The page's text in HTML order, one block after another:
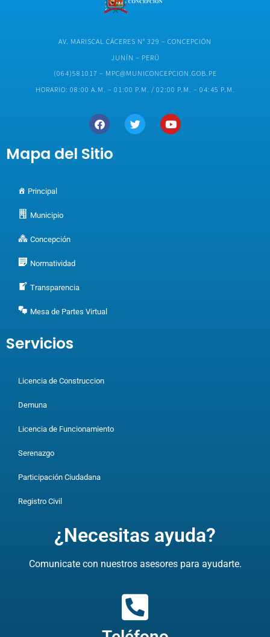
AV. MARISCAL CÁCERES N° 329 – CONCEPCIÓN
JUNÍN – PERÚ
(064)581017 – MPC@MUNICONCEPCION.GOB.PE
HORARIO: 08:00 A.M. – 01:00 P.M. / 02:00 P.M. – 04:45 P.M.
Mapa del Sitio
Principal
Municipio
Concepción
Normatividad
Transparencia
Mesa de Partes Virtual
Servicios
Licencia de Construccion
Demuna
Licencia de Funcionamiento
Serenazgo
Participación Ciudadana
Registro Civil
¿Necesitas ayuda?
Comunicate con nuestros asesores para ayudarte.